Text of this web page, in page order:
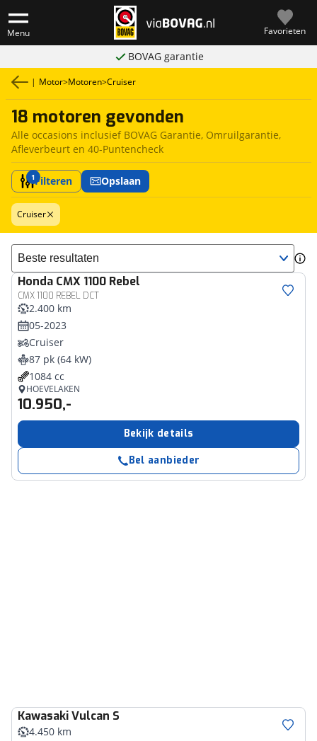
Menu Favorieten
BOVAG garantie
| Motor>Motoren>Cruiser
18 motoren gevonden
Alle occasions inclusief BOVAG Garantie, Omruilgarantie,
Afleverbeurt en 40-Puntencheck
1Filteren Opslaan
Cruiser
Sorteer resultaten
Honda CMX 1100 Rebel
CMX 1100 REBEL DCT
2.400 km
05-2023
Cruiser
87 pk (64 kW)
1084 cc
HOEVELAKEN
10.950,-
Bekijk details
Bel aanbieder
KawasakiVulcan S
4.450 km